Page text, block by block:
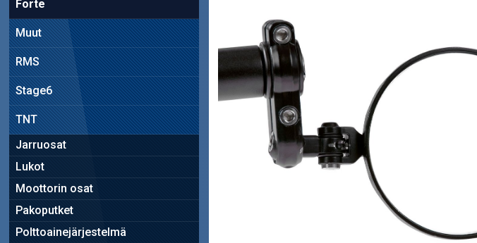
Forte
Muut
RMS
Stage6
TNT
Jarruosat
Lukot
Moottorin osat
Pakoputket
Polttoainejärjestelmä